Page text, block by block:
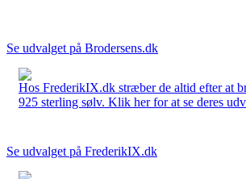
Se udvalget på Brodersens.dk
Hos FrederikIX.dk stræber de altid efter at
925 sterling sølv. Klik her for at se deres
Se udvalget på FrederikIX.dk